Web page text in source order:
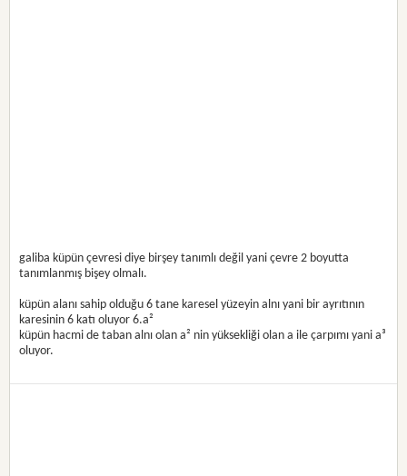
galiba küpün çevresi diye birşey tanımlı değil yani çevre 2 boyutta
tanımlanmış bişey olmalı.
küpün alanı sahip olduğu 6 tane karesel yüzeyin alnı yani bir ayrıtının
karesinin 6 katı oluyor 6.a²
küpün hacmi de taban alnı olan a² nin yüksekliği olan a ile çarpımı yani a³
oluyor.